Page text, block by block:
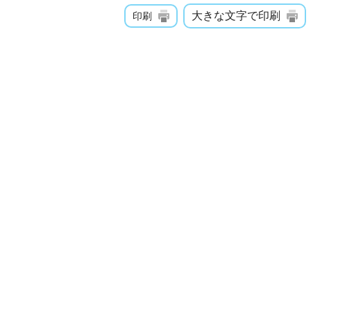
印刷 大きな文字で印刷